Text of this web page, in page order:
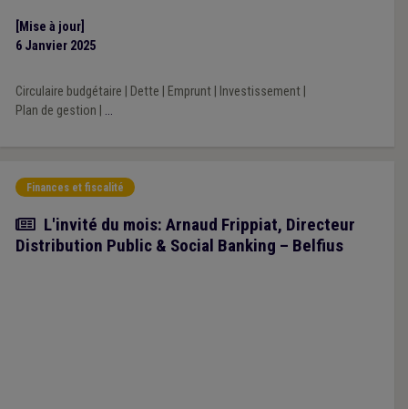
15,5 % pour les communes sous plan de gestion.
[Mise à jour]
6 Janvier 2025
Circulaire budgétaire Dette Emprunt| Investissement|
Plan de gestion
...
Finances et fiscalité
Article
L'invité du mois: Arnaud Frippiat, Directeur
Distribution Public & Social Banking – Belfius